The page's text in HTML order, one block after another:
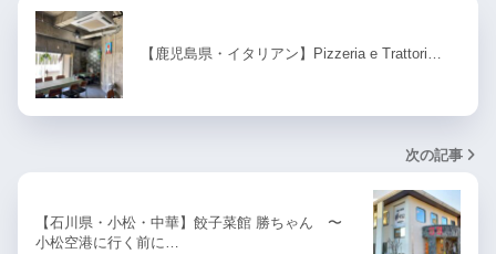
【鹿児島県・イタリアン】Pizzeria e Trattori…
次の記事
【石川県・小松・中華】餃子菜館 勝ちゃん 〜
小松空港に行く前に…